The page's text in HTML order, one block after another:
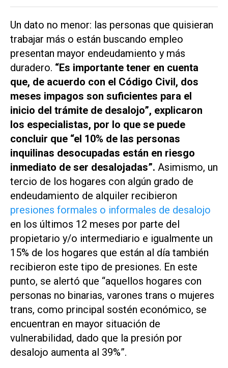
Un dato no menor: las personas que quisieran
trabajar más o están buscando empleo
presentan mayor endeudamiento y más
duradero. “Es importante tener en cuenta
que, de acuerdo con el Código Civil, dos
meses impagos son suficientes para el
inicio del trámite de desalojo”, explicaron
los especialistas, por lo que se puede
concluir que “el 10% de las personas
inquilinas desocupadas están en riesgo
inmediato de ser desalojadas”. Asimismo, un
tercio de los hogares con algún grado de
endeudamiento de alquiler recibieron
presiones formales o informales de desalojo
en los últimos 12 meses por parte del
propietario y/o intermediario e igualmente un
15% de los hogares que están al día también
recibieron este tipo de presiones. En este
punto, se alertó que “aquellos hogares con
personas no binarias, varones trans o mujeres
trans, como principal sostén económico, se
encuentran en mayor situación de
vulnerabilidad, dado que la presión por
desalojo aumenta al 39%”.